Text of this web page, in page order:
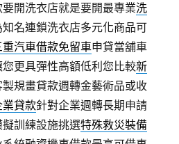
開洗衣店就是要開最專業洗
名連鎖洗衣店多元化商品可
重汽車借款免留車申貸當舖車
更具彈性高額低利您比較新
規畫貸款週轉金藝術品或收
業貸款針對企業週轉長期申請
訓練設施挑選特殊救災裝備